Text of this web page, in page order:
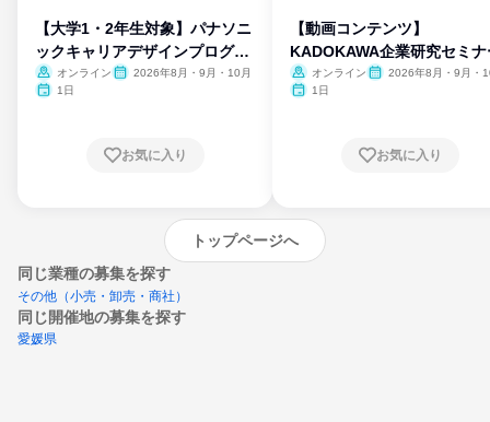
【大学1・2年生対象】パナソニ
ックキャリアデザインプログラ
ム
オンライン
2026年8月・9月・10月
1日
お気に入り
【動画コンテンツ】
KADOKAWA企業研究セミナ
オンライン
2026年8月・9月・
1日
お気に入り
トップページへ
同じ業種の募集を探す
その他（小売・卸売・商社）
同じ開催地の募集を探す
愛媛県